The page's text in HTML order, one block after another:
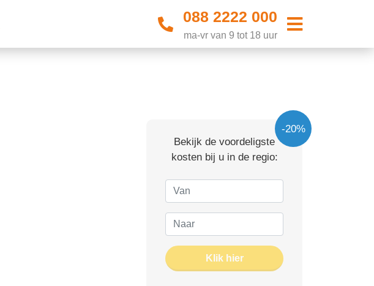
088 2222 000
ma-vr van 9 tot 18 uur
-20%
Bekijk de voordeligste
kosten bij u in de regio:
Klik hier